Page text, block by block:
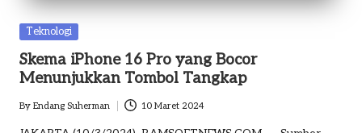
o
m
Posted
Teknologi
Skema iPhone 16 Pro yang Bocor
Menunjukkan Tombol Tangkap
Posted
by
By Endang Suherman 10 Maret 2024